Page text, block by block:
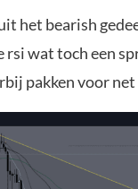
het bearish
rsi wat toch een
pakken voor